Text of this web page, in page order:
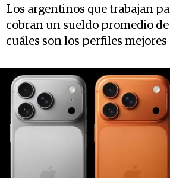
Los argentinos que trabajan
cobran un sueldo promedio de
cuáles son los perfiles mejores